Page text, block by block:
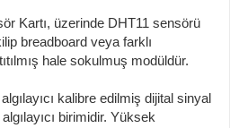
Kartı, üzerinde DHT11 sensörü
breadboard veya farklı
hale sokulmuş modüldür.
kalibre edilmiş dijital sinyal
birimidir. Yüksek